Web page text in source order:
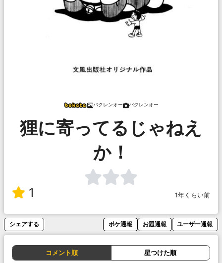
バクレンオー バクレンオー
狸に寄ってるじゃねえ
か！
1 1年くらい前
シェアする ボケ通報 お題通報 ユーザー通報
コメント順 星つけた順